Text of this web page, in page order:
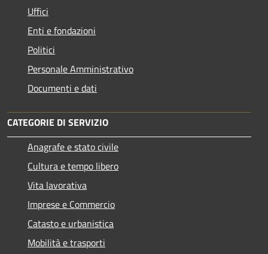
Uffici
Enti e fondazioni
Politici
Personale Amministrativo
Documenti e dati
CATEGORIE DI SERVIZIO
Anagrafe e stato civile
Cultura e tempo libero
Vita lavorativa
Imprese e Commercio
Catasto e urbanistica
Mobilità e trasporti